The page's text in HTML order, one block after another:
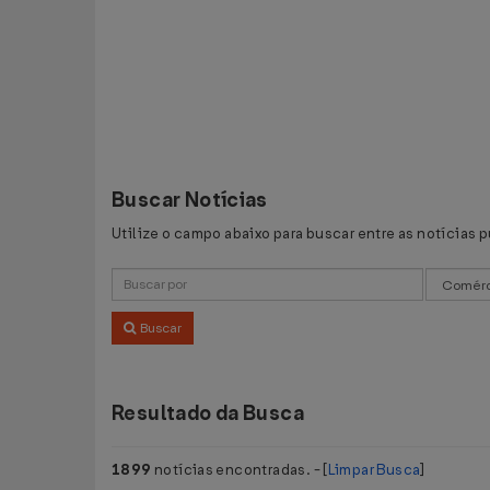
Buscar Notícias
Utilize o campo abaixo para buscar entre as notícias
Buscar
Resultado da Busca
1899 notícias encontradas. - [Limpar Busca]